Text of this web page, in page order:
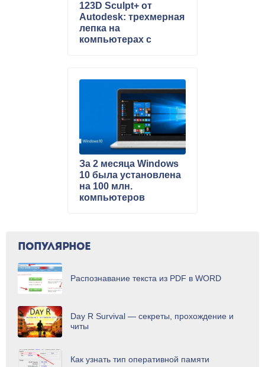
123D Sculpt+ от
Autodesk: трехмерная
лепка на
компьютерах с
За 2 месяца Windows
10 была установлена
на 100 млн.
компьютеров
ПОПУЛЯРНОЕ
Распознавание текста из PDF в WORD
Day R Survival — секреты, прохождение и
читы
Как узнать тип оперативной памяти